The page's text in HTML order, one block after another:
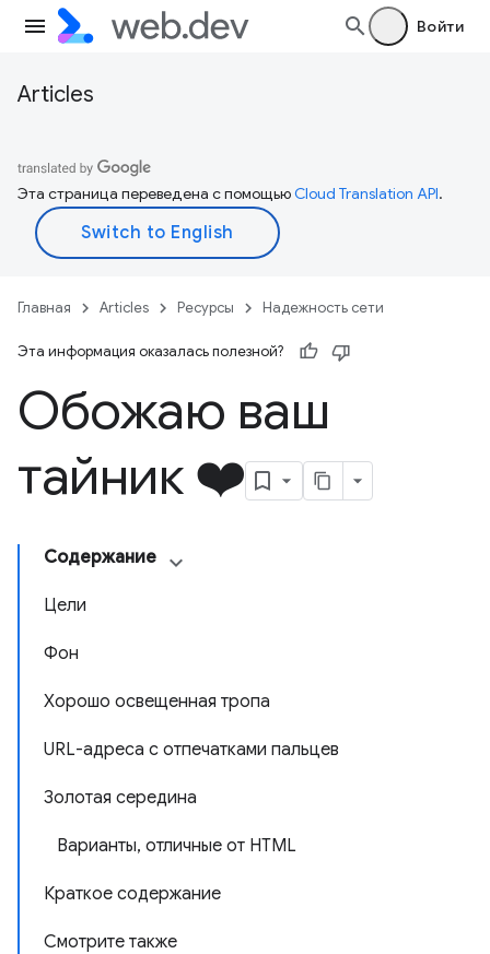
Войти
Articles
Эта страница переведена с помощьюCloud Translation API.
Главная Articles Ресурсы Надежность сети
Эта информация оказалась полезной?
Обожаю ваш
тайник ❤️
Содержание
Цели
Фон
Хорошо освещенная тропа
URL-адреса с отпечатками пальцев
Золотая середина
Варианты, отличные от HTML
Краткое содержание
Смотрите также